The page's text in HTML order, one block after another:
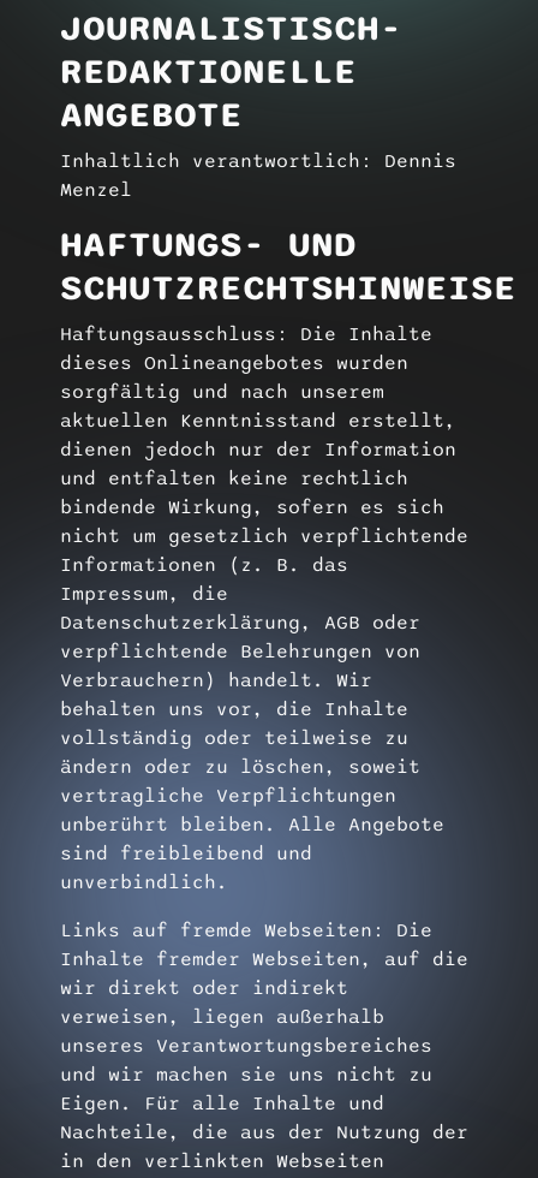
JOURNALISTISCH-
REDAKTIONELLE
ANGEBOTE
Inhaltlich verantwortlich: Dennis
Menzel
HAFTUNGS- UND
SCHUTZRECHTSHINWEISE
Haftungsausschluss: Die Inhalte
dieses Onlineangebotes wurden
sorgfältig und nach unserem
aktuellen Kenntnisstand erstellt,
dienen jedoch nur der Information
und entfalten keine rechtlich
bindende Wirkung, sofern es sich
nicht um gesetzlich verpflichtende
Informationen (z. B. das
Impressum, die
Datenschutzerklärung, AGB oder
verpflichtende Belehrungen von
Verbrauchern) handelt. Wir
behalten uns vor, die Inhalte
vollständig oder teilweise zu
ändern oder zu löschen, soweit
vertragliche Verpflichtungen
unberührt bleiben. Alle Angebote
sind freibleibend und
unverbindlich.
Links auf fremde Webseiten: Die
Inhalte fremder Webseiten, auf die
wir direkt oder indirekt
verweisen, liegen außerhalb
unseres Verantwortungsbereiches
und wir machen sie uns nicht zu
Eigen. Für alle Inhalte und
Nachteile, die aus der Nutzung der
in den verlinkten Webseiten